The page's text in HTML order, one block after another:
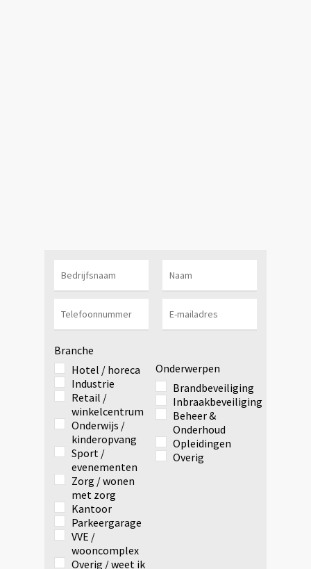
Branche
Hotel / horeca
Industrie
Retail /
winkelcentrum
Onderwijs /
kinderopvang
Sport /
evenementen
Zorg / wonen
met zorg
Kantoor
Parkeergarage
VVE /
wooncomplex
Overig / weet ik
Onderwerpen
Brandbeveiliging
Inbraakbeveiliging
Beheer &
Onderhoud
Opleidingen
Overig